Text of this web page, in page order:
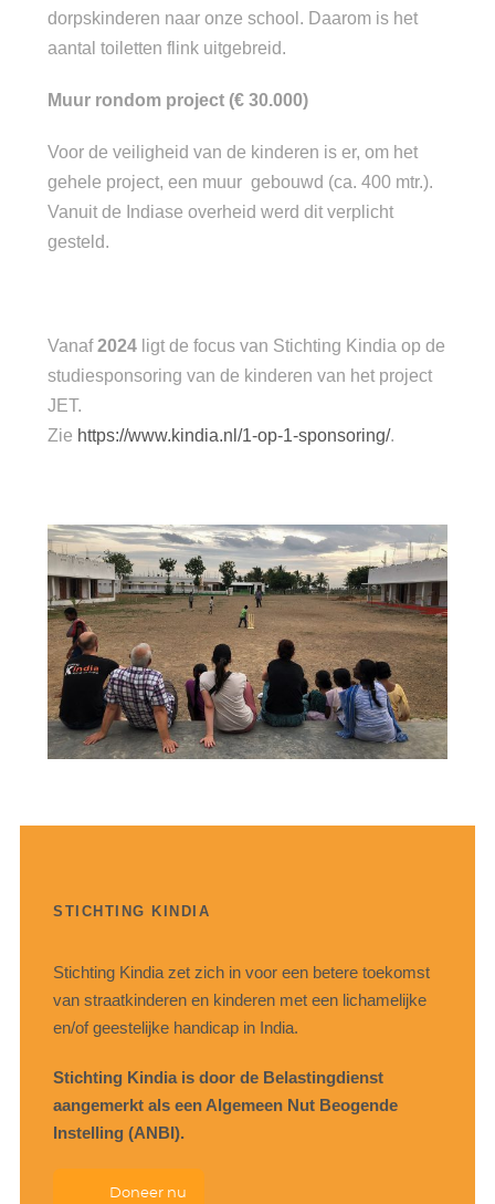
dorpskinderen naar onze school. Daarom is het
aantal toiletten flink uitgebreid.
Muur rondom project (€ 30.000)
Voor de veiligheid van de kinderen is er, om het
gehele project, een muur gebouwd (ca. 400 mtr.).
Vanuit de Indiase overheid werd dit verplicht
gesteld.
Vanaf2024 ligt de focus van Stichting Kindia op de
studiesponsoring van de kinderen van het project
JET.
Zie https://www.kindia.nl/1-op-1-sponsoring/.
STICHTING KINDIA
Stichting Kindia zet zich in voor een betere toekomst
van straatkinderen en kinderen met een lichamelijke
en/of geestelijke handicap in India.
Stichting Kindia is door de Belastingdienst
aangemerkt als een Algemeen Nut Beogende
Instelling (ANBI).
Doneer nu